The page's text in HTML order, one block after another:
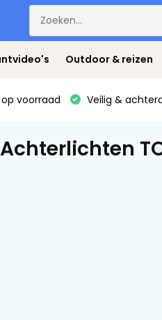
Outdoor & reizen
op voorraad Veilig &